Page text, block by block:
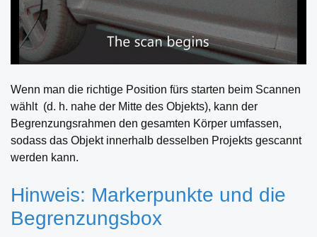
Wenn man die richtige Position fürs starten beim Scannen
wählt (d. h. nahe der Mitte des Objekts), kann der
Begrenzungsrahmen den gesamten Körper umfassen,
sodass das Objekt innerhalb desselben Projekts gescannt
werden kann.
Hinweis: Markerpunkte und die
Begrenzungsbox